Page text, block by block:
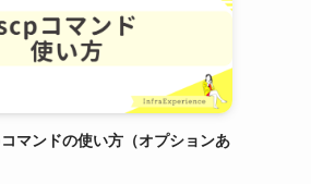
マンドの使い方（オプションあ